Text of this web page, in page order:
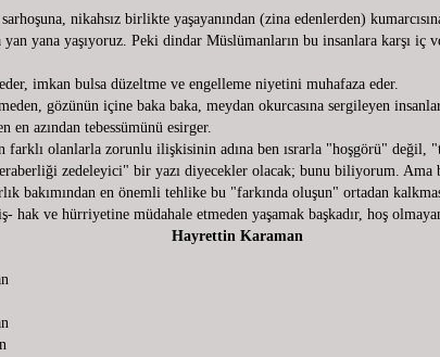
nikahsız birlikte yaşayanından (zina edenlerden)
yana yaşıyoruz. Peki dindar Müslümanların bu insanlara karşı iç
imkan bulsa düzeltme ve engelleme niyetini muhafaza eder.
gözünün içine baka baka, meydan okurcasına sergileyen
en azından tebessümünü esirger.
olanlarla zorunlu ilişkisinin adına ben ısrarla "hoşgörü" değil,
zedeleyici" bir yazı diyecekler olacak; bunu biliyorum.
bakımından en önemli tehlike bu "farkında oluşun" ortadan
ve hürriyetine müdahale etmeden yaşamak başkadır, hoş